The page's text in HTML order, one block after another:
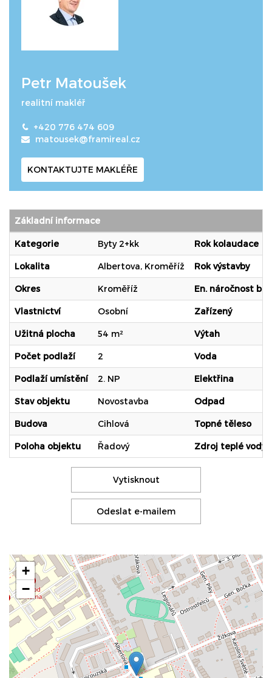
Petr Matoušek
realitní makléř
+420 776 474 609
matousek@framireal.cz
KONTAKTUJTE MAKLÉŘE
Základní informace
Kategorie Byty 2+kk Rok kolaudace
Lokalita Albertova, Kroměříž Rok výstavby
Okres Kroměříž En. náročnost b.
Vlastnictví Osobní Zařízený
Užitná plocha 54 m² Výtah
Počet podlaží 2 Voda
Podlaží umístění 2. NP Elektřina
Stav objektu Novostavba Odpad
Budova Cihlová Topné těleso
Poloha objektu Řadový Zdroj teplé vody
Vytisknout
Odeslat e-mailem
+
−